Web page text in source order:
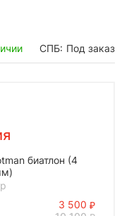
СПБ: Под заказ
биатлон (4
3 500